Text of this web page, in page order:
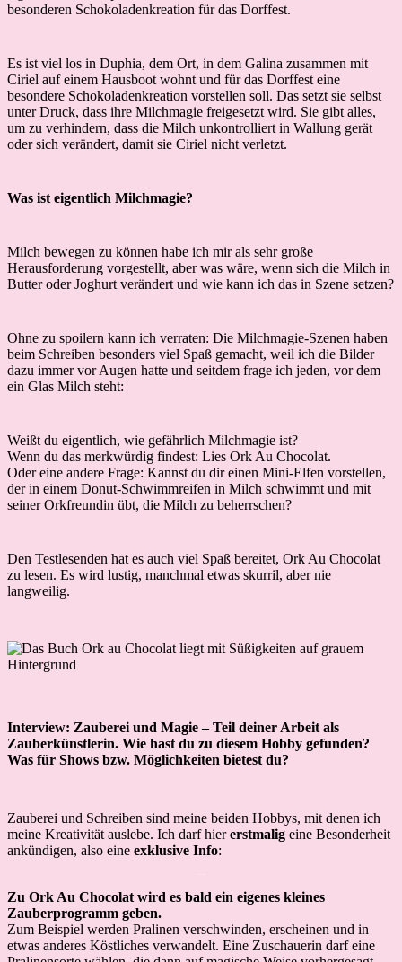
besonderen Schokoladenkreation für das Dorffest.
Es ist viel los in Duphia, dem Ort, in dem Galina zusammen mit
Ciriel auf einem Hausboot wohnt und für das Dorffest eine
besondere Schokoladenkreation vorstellen soll. Das setzt sie selbst
unter Druck, dass ihre Milchmagie freigesetzt wird. Sie gibt alles,
um zu verhindern, dass die Milch unkontrolliert in Wallung gerät
oder sich verändert, damit sie Ciriel nicht verletzt.
Was ist eigentlich Milchmagie?
Milch bewegen zu können habe ich mir als sehr große
Herausforderung vorgestellt, aber was wäre, wenn sich die Milch in
Butter oder Joghurt verändert und wie kann ich das in Szene setzen?
Ohne zu spoilern kann ich verraten: Die Milchmagie-Szenen haben
beim Schreiben besonders viel Spaß gemacht, weil ich die Bilder
dazu immer vor Augen hatte und seitdem frage ich jeden, vor dem
ein Glas Milch steht:
Weißt du eigentlich, wie gefährlich Milchmagie ist?
Wenn du das merkwürdig findest: Lies Ork Au Chocolat.
Oder eine andere Frage: Kannst du dir einen Mini-Elfen vorstellen,
der in einem Donut-Schwimmreifen in Milch schwimmt und mit
seiner Orkfreundin übt, die Milch zu beherrschen?
Den Testlesenden hat es auch viel Spaß bereitet, Ork Au Chocolat
zu lesen. Es wird lustig, manchmal etwas skurril, aber nie
langweilig.
Interview: Zauberei und Magie – Teil deiner Arbeit als
Zauberkünstlerin. Wie hast du zu diesem Hobby gefunden?
Was für Shows bzw. Möglichkeiten bietest du?
Zauberei und Schreiben sind meine beiden Hobbys, mit denen ich
meine Kreativität auslebe. Ich darf hiererstmalig eine Besonderheit
ankündigen, also eine exklusive Info:
Zu Ork Au Chocolat wird es bald ein eigenes kleines
Zauberprogramm geben.
Zum Beispiel werden Pralinen verschwinden, erscheinen und in
etwas anderes Köstliches verwandelt. Eine Zuschauerin darf eine